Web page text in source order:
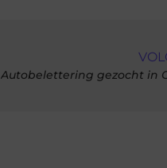
Autobelettering gezocht in